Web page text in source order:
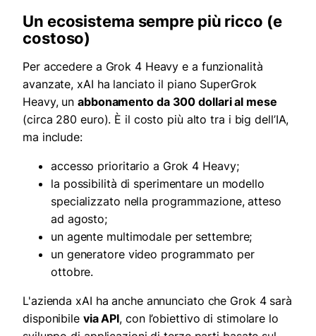
Un ecosistema sempre più ricco (e
costoso)
Per accedere a Grok 4 Heavy e a funzionalità
avanzate, xAI ha lanciato il piano SuperGrok
Heavy, unabbonamento da 300 dollari al mese
(circa 280 euro). È il costo più alto tra i big dell’IA,
ma include:
accesso prioritario a Grok 4 Heavy;
la possibilità di sperimentare un modello
specializzato nella programmazione, atteso
ad agosto;
un agente multimodale per settembre;
un generatore video programmato per
ottobre.
L'azienda xAI ha anche annunciato che Grok 4 sarà
disponibile via API, con l’obiettivo di stimolare lo